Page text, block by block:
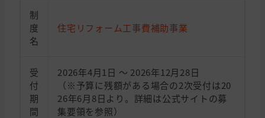
制
度
名
住宅リフォーム工事費補助事業
受
付
期
間
2026年4月1日 ～ 2026年12月28日
（※予算に残額がある場合の2次受付は20
26年6月8日より。詳細は公式サイトの募
集要領を参照）